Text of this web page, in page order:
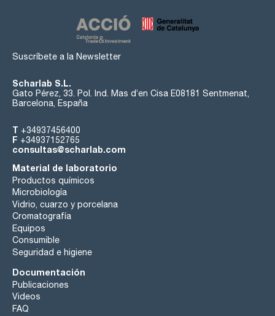
Suscríbete a la Newsletter
Scharlab S.L.
Gato Pérez, 33. Pol. Ind. Mas d’en Cisa E08181 Sentmenat,
Barcelona, España
T +34937456400
F +34937152765
consultas@scharlab.com
Material de laboratorio
Productos químicos
Microbiología
Vidrio, cuarzo y porcelana
Cromatografía
Equipos
Consumible
Seguridad e higiene
Documentación
Publicaciones
Videos
FAQ